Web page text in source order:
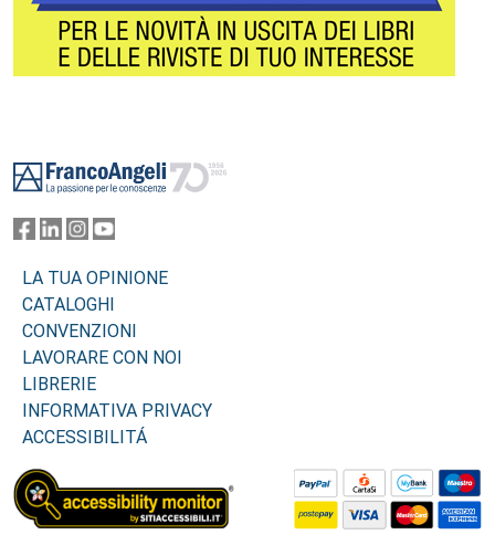
LA TUA OPINIONE
CATALOGHI
CONVENZIONI
LAVORARE CON NOI
LIBRERIE
INFORMATIVA PRIVACY
ACCESSIBILITÁ